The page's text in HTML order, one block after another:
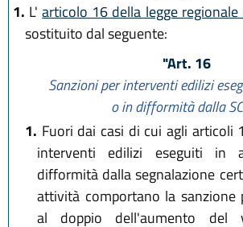
1. L'articolo 16 della legge
sostituito dal seguente:
"Art. 16
Sanzioni per interventi edilizi
o in difformità dalla
1. Fuori dai casi di cui agli articoli
interventi edilizi eseguiti in
difformità dalla segnalazione
attività comportano la sanzione
al doppio dell'aumento del